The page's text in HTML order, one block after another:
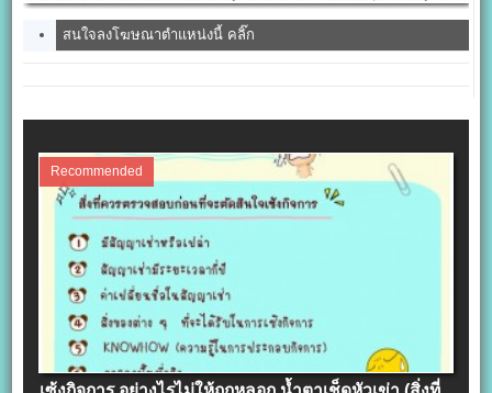
สนใจลงโฆษณาตำแหน่งนี้ คลิ๊ก
Recommended